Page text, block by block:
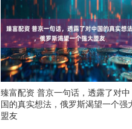
臻富配资 普京一句话，透露了对中
国的真实想法，俄罗斯渴望一个强
盟友